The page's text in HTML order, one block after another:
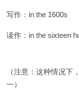
写作：in the 1600s
读作：in the sixteen
（注意：这种情况下
一）